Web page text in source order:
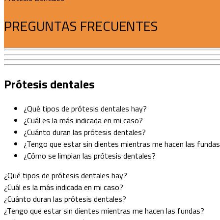
PREGUNTAS FRECUENTES
Prótesis dentales
¿Qué tipos de prótesis dentales hay?
¿Cuál es la más indicada en mi caso?
¿Cuánto duran las prótesis dentales?
¿Tengo que estar sin dientes mientras me hacen las
¿Cómo se limpian las prótesis dentales?
¿Qué tipos de prótesis dentales hay?
¿Cuál es la más indicada en mi caso?
¿Cuánto duran las prótesis dentales?
¿Tengo que estar sin dientes mientras me hacen las fundas?